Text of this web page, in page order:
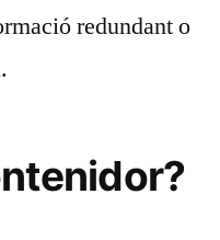
redundant o